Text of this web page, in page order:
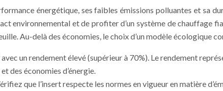
énergétique, ses faibles émissions polluantes et
environnemental et de profiter d’un système de chauffage
Au-delà des économies, le choix d’un modèle écologique
un rendement élevé (supérieur à 70%). Le rendement
des économies d’énergie.
que l’insert respecte les normes en vigueur en matière